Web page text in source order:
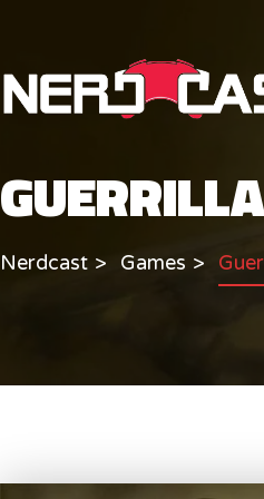
Nerdcast Games